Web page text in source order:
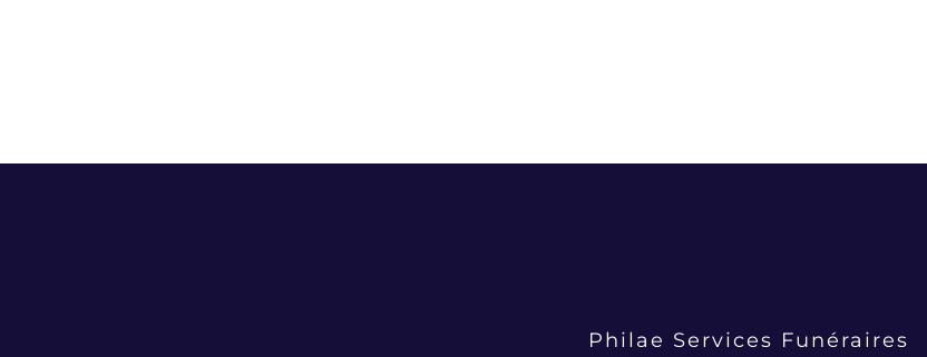
Philae Services Funéraires